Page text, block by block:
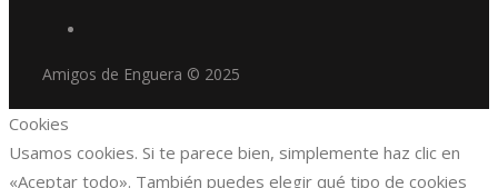
Amigos de Enguera © 2025
Cookies
Usamos cookies. Si te parece bien, simplemente haz clic en
«Aceptar todo». También puedes elegir qué tipo de cookies